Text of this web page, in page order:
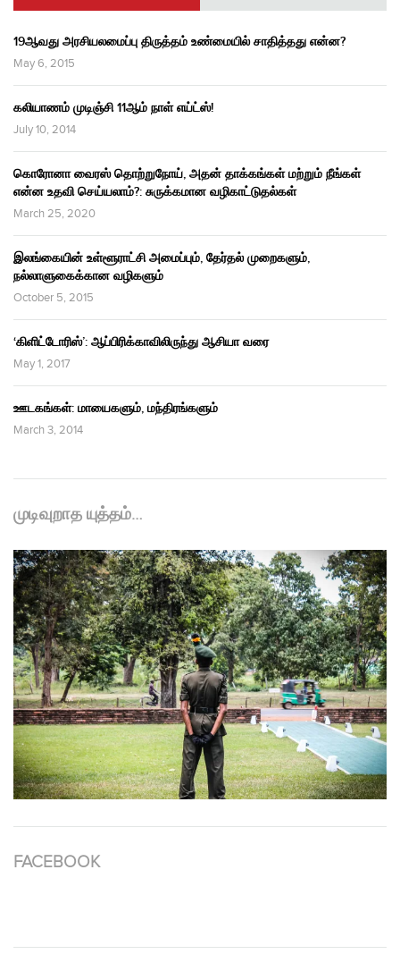
19ஆவது அரசியலமைப்பு திருத்தம் உண்மையில் சாதித்தது என்ன?
May 6, 2015
கலியாணம் முடிஞ்சி 11ஆம் நாள் எய்ட்ஸ்!
July 10, 2014
கொரோனா வைரஸ் தொற்றுநோய், அதன் தாக்கங்கள் மற்றும் நீங்கள்
என்ன உதவி செய்யலாம்?: சுருக்கமான வழிகாட்டுதல்கள்
March 25, 2020
இலங்கையின் உள்ளூராட்சி அமைப்பும், தேர்தல் முறைகளும்,
நல்லாளுகைக்கான வழிகளும்
October 5, 2015
‘கிளிட்டோரிஸ்’: ஆப்பிரிக்காவிலிருந்து ஆசியா வரை
May 1, 2017
ஊடகங்கள்: மாயைகளும், மந்திரங்களும்
March 3, 2014
முடிவுறாத யுத்தம்…
FACEBOOK